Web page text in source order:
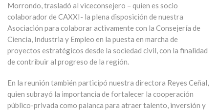
Morrondo, trasladó al viceconsejero – quien es socio
colaborador de CAXXI- la plena disposición de nuestra
Asociación para colaborar activamente con la Consejería de
Ciencia, Industria y Empleo en la puesta en marcha de
proyectos estratégicos desde la sociedad civil, con la finalidad
de contribuir al progreso de la región.
En la reunión también participó nuestra directora Reyes Ceñal,
quien subrayó la importancia de fortalecer la cooperación
público-privada como palanca para atraer talento, inversión y